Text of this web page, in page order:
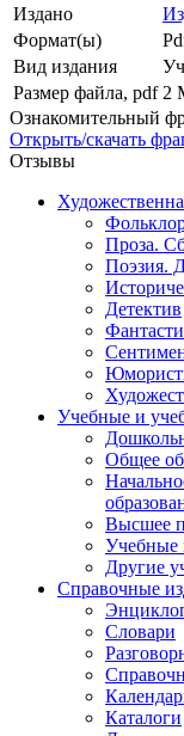
Издано
Формат(ы)
Вид издания
Размер файла, pdf 2
Ознакомительный
Открыть/скачать
Отзывы
Проза.
Поэзия.
Детектив
Учебные и
Общее
Высшее
Учебные
Другие
Справочные
Словари
Каталоги